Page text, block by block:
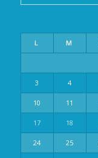
L M
3 4
10 11
17 18
24 25